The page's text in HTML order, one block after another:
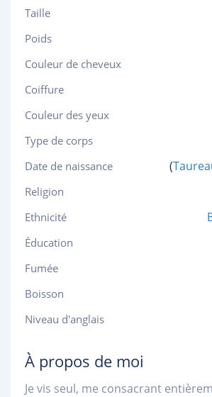
Taille
Poids
Couleur de cheveux
Coiffure
Couleur des yeux
Type de corps
Date de naissance (
Religion
Ethnicité
Éducation
Fumée
Boisson
Niveau d'anglais
À propos de moi
Je vis seul, me consacrant